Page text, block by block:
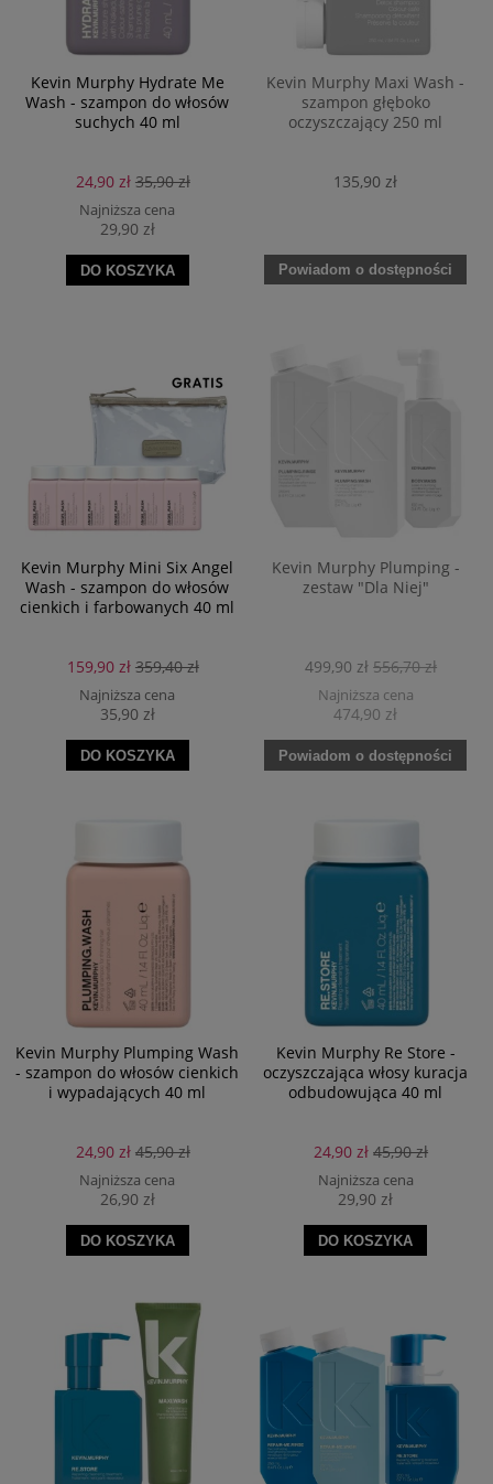
Kevin Murphy Hydrate Me
Wash - szampon do włosów
suchych 40 ml
24,90 zł 35,90 zł
Najniższa cena
29,90 zł
DO KOSZYKA
Kevin Murphy Maxi Wash -
szampon głęboko
oczyszczający 250 ml
135,90 zł
Powiadom o dostępności
Kevin Murphy Mini Six Angel
Wash - szampon do włosów
cienkich i farbowanych 40 ml
159,90 zł 359,40 zł
Najniższa cena
35,90 zł
DO KOSZYKA
Kevin Murphy Plumping -
zestaw "Dla Niej"
499,90 zł 556,70 zł
Najniższa cena
474,90 zł
Powiadom o dostępności
Kevin Murphy Plumping Wash
- szampon do włosów cienkich
i wypadających 40 ml
24,90 zł 45,90 zł
Najniższa cena
26,90 zł
DO KOSZYKA
Kevin Murphy Re Store -
oczyszczająca włosy kuracja
odbudowująca 40 ml
24,90 zł 45,90 zł
Najniższa cena
29,90 zł
DO KOSZYKA